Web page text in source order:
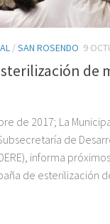
/SAN ROSENDO 9
de
de 2017; La
de
informa
de esterilización